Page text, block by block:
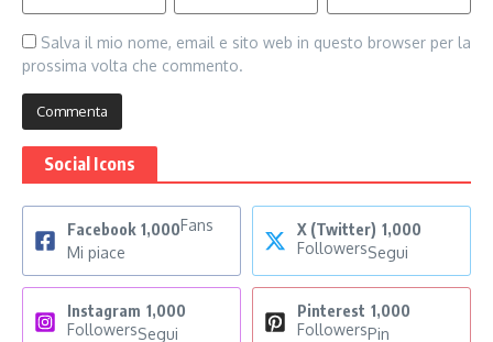
Salva il mio nome, email e sito web in questo browser per la
prossima volta che commento.
Social Icons
Facebook 1,000Fans
Mi piace
X (Twitter) 1,000
FollowersSegui
Instagram 1,000
FollowersSegui
Pinterest 1,000
FollowersPin